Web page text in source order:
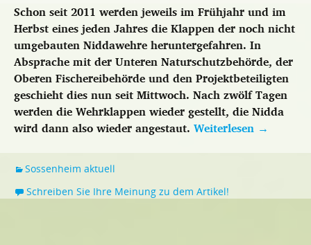
Schon seit 2011 werden jeweils im Frühjahr und im
Herbst eines jeden Jahres die Klappen der noch nicht
umgebauten Niddawehre heruntergefahren. In
Absprache mit der Unteren Naturschutzbehörde, der
Oberen Fischereibehörde und den Projektbeteiligten
geschieht dies nun seit Mittwoch. Nach zwölf Tagen
werden die Wehrklappen wieder gestellt, die Nidda
wird dann also wieder angestaut. Weiterlesen →
Sossenheim aktuell
Schreiben Sie Ihre Meinung zu dem Artikel!